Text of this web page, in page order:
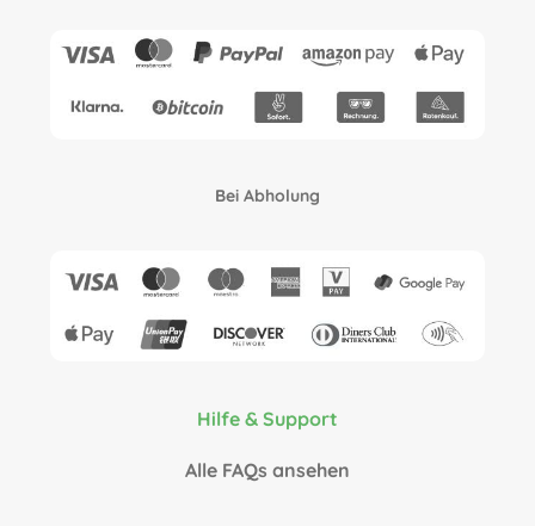
Bei Abholung
Hilfe & Support
Alle FAQs ansehen